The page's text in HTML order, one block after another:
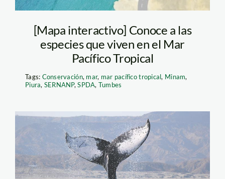
[Mapa interactivo] Conoce a las
especies que viven en el Mar
Pacífico Tropical
Tags: Conservación, mar, mar pacífico tropical, Minam,
Piura, SERNANP,SPDA, Tumbes
ballena Pacifico
Adventures